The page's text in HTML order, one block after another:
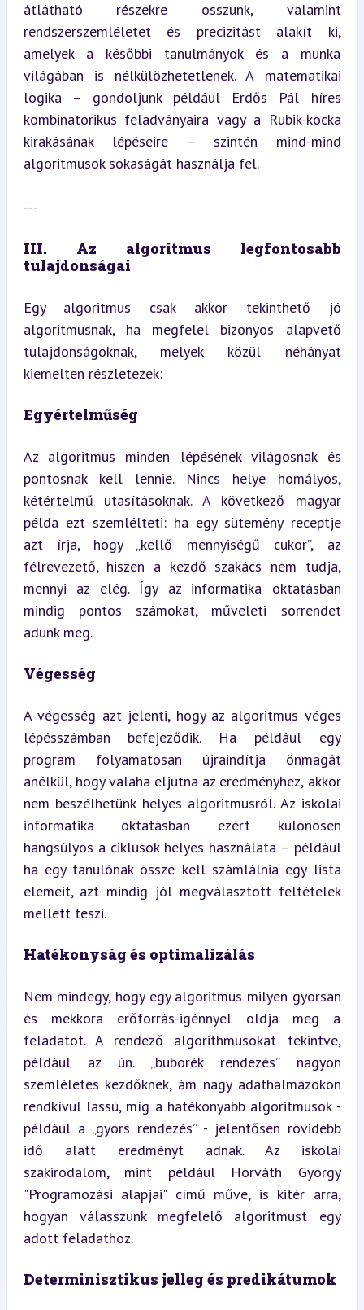
átlátható részekre osszunk, valamint
rendszerszemléletet és precizitást alakít ki,
amelyek a későbbi tanulmányok és a munka
világában is nélkülözhetetlenek. A matematikai
logika – gondoljunk például Erdős Pál híres
kombinatorikus feladványaira vagy a Rubik-kocka
kirakásának lépéseire – szintén mind-mind
algoritmusok sokaságát használja fel.
---
III. Az algoritmus legfontosabb
tulajdonságai
Egy algoritmus csak akkor tekinthető jó
algoritmusnak, ha megfelel bizonyos alapvető
tulajdonságoknak, melyek közül néhányat
kiemelten részletezek:
Egyértelműség
Az algoritmus minden lépésének világosnak és
pontosnak kell lennie. Nincs helye homályos,
kétértelmű utasításoknak. A következő magyar
példa ezt szemlélteti: ha egy sütemény receptje
azt írja, hogy „kellő mennyiségű cukor”, az
félrevezető, hiszen a kezdő szakács nem tudja,
mennyi az elég. Így az informatika oktatásban
mindig pontos számokat, műveleti sorrendet
adunk meg.
Végesség
A végesség azt jelenti, hogy az algoritmus véges
lépésszámban befejeződik. Ha például egy
program folyamatosan újraindítja önmagát
anélkül, hogy valaha eljutna az eredményhez, akkor
nem beszélhetünk helyes algoritmusról. Az iskolai
informatika oktatásban ezért különösen
hangsúlyos a ciklusok helyes használata – például
ha egy tanulónak össze kell számlálnia egy lista
elemeit, azt mindig jól megválasztott feltételek
mellett teszi.
Hatékonyság és optimalizálás
Nem mindegy, hogy egy algoritmus milyen gyorsan
és mekkora erőforrás-igénnyel oldja meg a
feladatot. A rendező algorithmusokat tekintve,
például az ún. „buborék rendezés” nagyon
szemléletes kezdőknek, ám nagy adathalmazokon
rendkívül lassú, míg a hatékonyabb algoritmusok -
például a „gyors rendezés” - jelentősen rövidebb
idő alatt eredményt adnak. Az iskolai
szakirodalom, mint például Horváth György
"Programozási alapjai" című műve, is kitér arra,
hogyan válasszunk megfelelő algoritmust egy
adott feladathoz.
Determinisztikus jelleg és predikátumok